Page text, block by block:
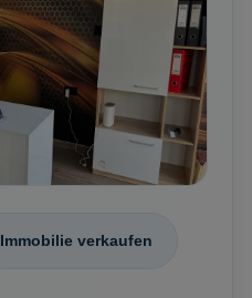
Immobilie verkaufen